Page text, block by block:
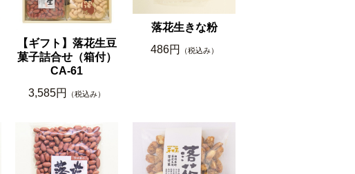
【ギフト】落花生豆
菓子詰合せ（箱付）
CA-61
3,585円
（税込み）
落花生きな粉
486円
（税込み）